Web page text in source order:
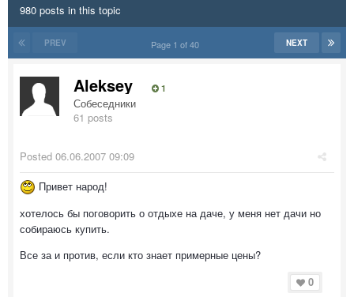
980 posts in this topic
PREV NEXT
Page 1 of 40
Aleksey 1
Собеседники
61 posts
Posted 06.06.2007 09:09
Привет народ!
хотелось бы поговорить о отдыхе на даче, у меня нет дачи но
собираюсь купить.
Все за и против, если кто знает примерные цены?
0